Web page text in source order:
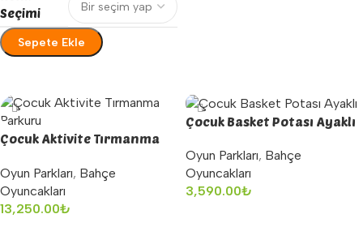
Seçimi
Sepete Ekle
Çocuk Aktivite Tırmanma
Oyun Parkları, Bahçe
Oyuncakları
13,250.00₺
Çocuk Basket Potası Ayaklı
Oyun Parkları, Bahçe
Oyuncakları
3,590.00₺